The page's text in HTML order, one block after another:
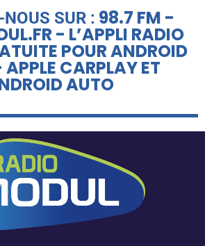
SUR : 98.7 FM -
- L’APPLI RADIO
POUR ANDROID
CARPLAY ET
AUTO